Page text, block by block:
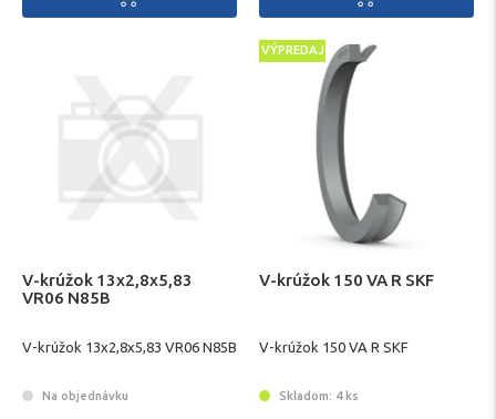
V-krúžok 13x2,8x5,83
VR06 N85B
V-krúžok 13x2,8x5,83 VR06 N85B
Na objednávku
VÝPREDAJ
V-krúžok 150 VA R SKF
V-krúžok 150 VA R SKF
Skladom: 4 ks